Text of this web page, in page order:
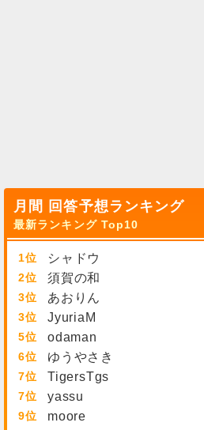
月間 回答予想ランキング
最新ランキング Top10
1 シャドウ
2 須賀の和
3 あおりん
3 JyuriaM
5 odaman
6 ゆうやさき
7 TigersTgs
7 yassu
9 moore